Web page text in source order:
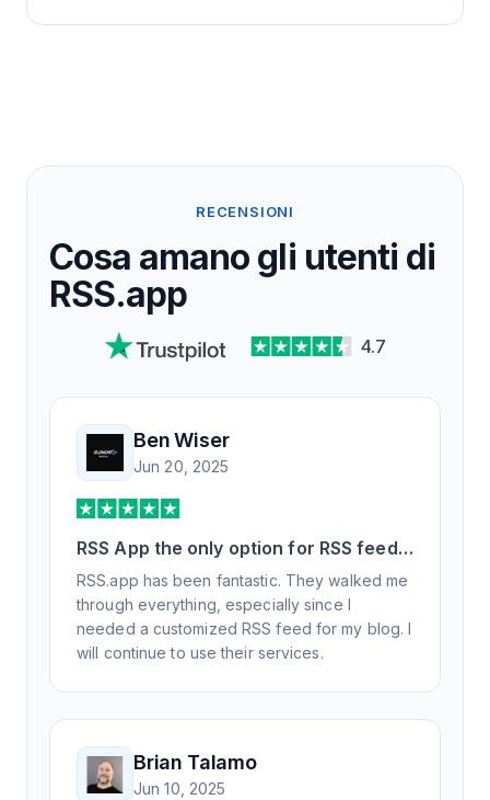
RECENSIONI
Cosa amano gli utenti di
RSS.app
4.7
Ben Wiser
Jun 20, 2025
RSS App the only option for RSS feed
generation
RSS.app has been fantastic. They walked me
through everything, especially since I
needed a customized RSS feed for my blog. I
will continue to use their services.
Brian Talamo
Jun 10, 2025